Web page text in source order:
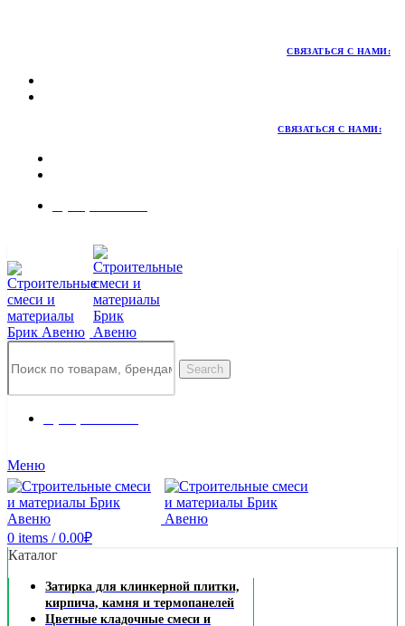
СВЯЗАТЬСЯ С НАМИ:
СВЯЗАТЬСЯ С НАМИ:
Search
Меню
0 items / 0.00₽
Каталог
Затирка для клинкерной плитки,
кирпича, камня и термопанелей
Цветные кладочные смеси и